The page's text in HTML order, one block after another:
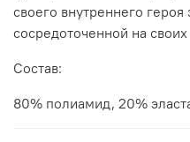
своего внутреннего героя
сосредоточенной на
Состав:
80% полиамид, 20%